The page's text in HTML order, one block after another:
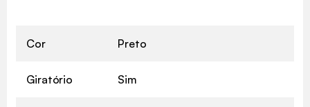
Cor Preto
Giratório Sim